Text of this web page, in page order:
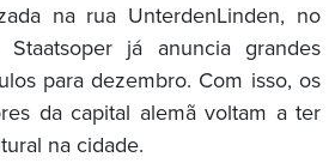
na rua UnterdenLinden, no
já anuncia grandes
para dezembro. Com isso, os
da capital alemã voltam a ter
na cidade.